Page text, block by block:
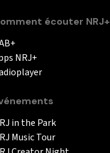
écouter NRJ+
NRJ+
in the Park
Music Tour